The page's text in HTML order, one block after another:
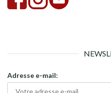
Adresse e-mail: